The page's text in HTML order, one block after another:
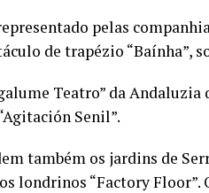
pelas
de trapézio “Baínha”,
Teatro” da Andaluzia
Senil”.
também os jardins de
londrinos “Factory